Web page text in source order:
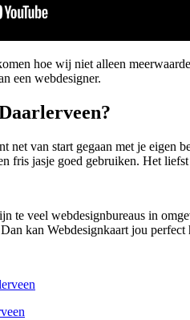
hoe wij niet alleen
een webdesigner.
net van start gegaan met je
fris jasje goed gebruiken. Het
te veel webdesignbureaus in
kan Webdesignkaart jou perfect